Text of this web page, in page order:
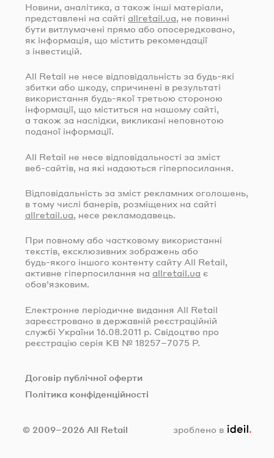
Новини, аналітика, а також інші матеріали,
представлені на сайті allretail.ua, не повинні
бути витлумачені прямо або опосередковано,
як інформація, що містить рекомендації
з інвестицій.
All Retail не несе відповідальність за будь-які
збитки або шкоду, спричинені в результаті
використання будь-якої третьою стороною
інформації, що міститься на нашому сайті,
а також за наслідки, викликані неповнотою
поданої інформації.
All Retail не несе відповідальності за зміст
веб-сайтів , на які надаються гіперпосилання.
Відповідальність за зміст рекламних оголошень,
в тому числі банерів, розміщених на сайті
allretail.ua, несе рекламодавець.
При повному або частковому використанні
текстів, ексклюзивних зображень або
будь-якого іншого контенту сайту All Retail,
активне гіперпосилання на allretail.ua є
обов’язковим.
Електронне періодичне видання All Retail
зареєстровано в державній реєстраційній
службі України 16.08.2011 р. Свідоцтво про
реєстрацію серія КВ № 18257–7075 Р.
Договір публічної оферти
Політика конфіденційності
© 2009–2026 All Retail зроблено в ideil.